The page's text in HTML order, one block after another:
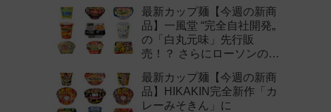
最新カップ麺【今週の新商
品】一風堂 “完全自社開発„
の「白丸元味」先行販
売！？ さらにローソンの激
新作まとめ！
最新カップ麺【今週の新商
品】HIKAKIN完全新作「カ
レーみそきん」に